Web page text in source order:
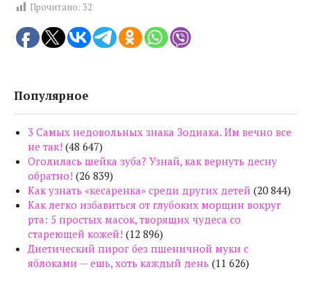
Прочитано: 32
Популярное
3 Самых недовольных знака Зодиака. Им вечно все
не так! (48 647)
Оголилась шейка зуба? Узнай, как вернуть десну
обратно! (26 839)
Как узнать «кесаренка» среди других детей (20 844)
Как легко избавиться от глубоких морщин вокруг
рта: 5 простых масок, творящих чудеса со
стареющей кожей! (12 896)
Диетический пирог без пшеничной муки с
яблоками — ешь, хоть каждый день (11 626)